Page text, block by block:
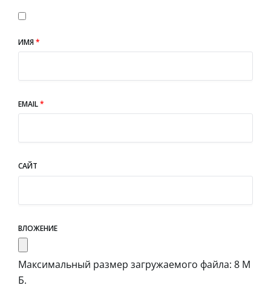
ИМЯ*
EMAIL*
САЙТ
ВЛОЖЕНИЕ
Максимальный размер загружаемого файла: 8 М
Б.